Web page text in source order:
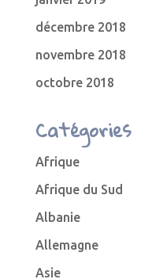
décembre 2018
novembre 2018
octobre 2018
Catégories
Afrique
Afrique du Sud
Albanie
Allemagne
Asie